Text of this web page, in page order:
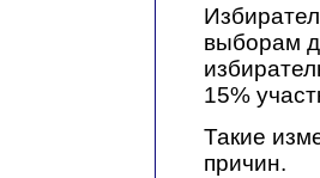
выборам
15%
Такие
причин.